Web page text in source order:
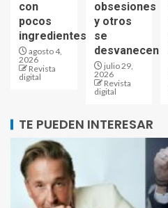
con
pocos
ingredientes
agosto 4,
2026
Revista
digital
obsesiones
y otros
se
desvanecen
julio 29,
2026
Revista
digital
TE PUEDEN INTERESAR